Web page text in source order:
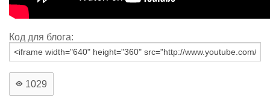
Код для блога:
1029